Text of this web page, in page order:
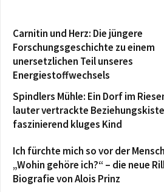
Carnitin und Herz: Die jüngere
Forschungsgeschichte zu einem
unersetzlichen Teil unseres
Energiestoffwechsels
Spindlers Mühle: Ein Dorf im
lauter vertrackte
faszinierend kluges Kind
Ich fürchte mich so vor der
„Wohin gehöre ich?“ – die neue
Biografie von Alois Prinz